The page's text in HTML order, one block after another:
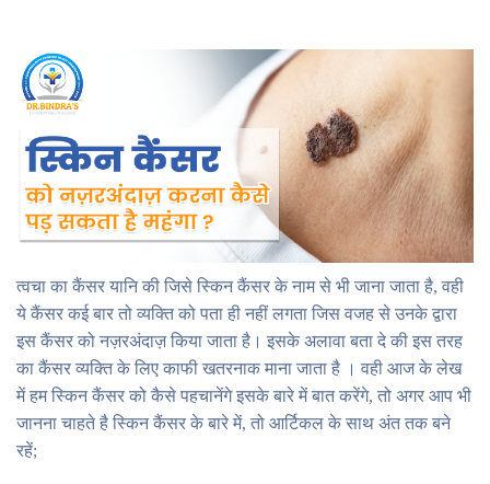
त्वचा का कैंसर यानि की जिसे स्किन कैंसर के नाम से भी जाना जाता है, वही
ये कैंसर कई बार तो व्यक्ति को पता ही नहीं लगता जिस वजह से उनके द्वारा
इस कैंसर को नज़रअंदाज़ किया जाता है। इसके अलावा बता दे की इस तरह
का कैंसर व्यक्ति के लिए काफी खतरनाक माना जाता है । वही आज के लेख
में हम स्किन कैंसर को कैसे पहचानेंगे इसके बारे में बात करेंगे, तो अगर आप भी
जानना चाहते है स्किन कैंसर के बारे में, तो आर्टिकल के साथ अंत तक बने
रहें;